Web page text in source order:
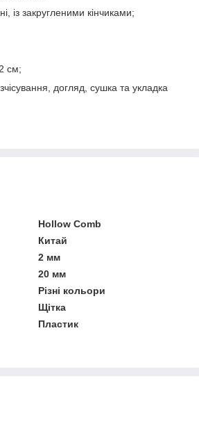
із закругленими кінчиками;
см;
догляд, сушка та укладка
Hollow Comb
Китай
2 мм
20 мм
Різні кольори
Щітка
Пластик